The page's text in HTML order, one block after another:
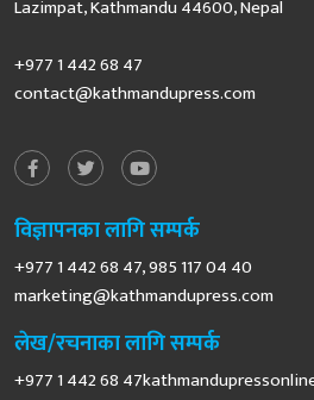
Lazimpat, Kathmandu 44600, Nepal
+977 1 442 68 47
contact@kathmandupress.com
विज्ञापनका लागि सम्पर्क
+977 1 442 68 47, 985 117 04 40
marketing@kathmandupress.com
लेख/रचनाका लागि सम्पर्क
+977 1 442 68